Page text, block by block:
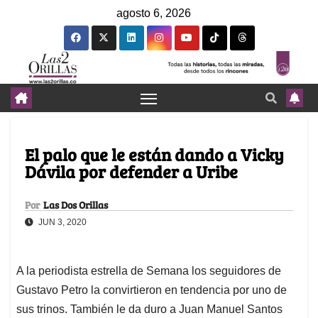
agosto 6, 2026
El palo que le están dando a Vicky
Dávila por defender a Uribe
Por Las Dos Orillas
JUN 3, 2020
A la periodista estrella de Semana los seguidores de
Gustavo Petro la convirtieron en tendencia por uno de
sus trinos. También le da duro a Juan Manuel Santos